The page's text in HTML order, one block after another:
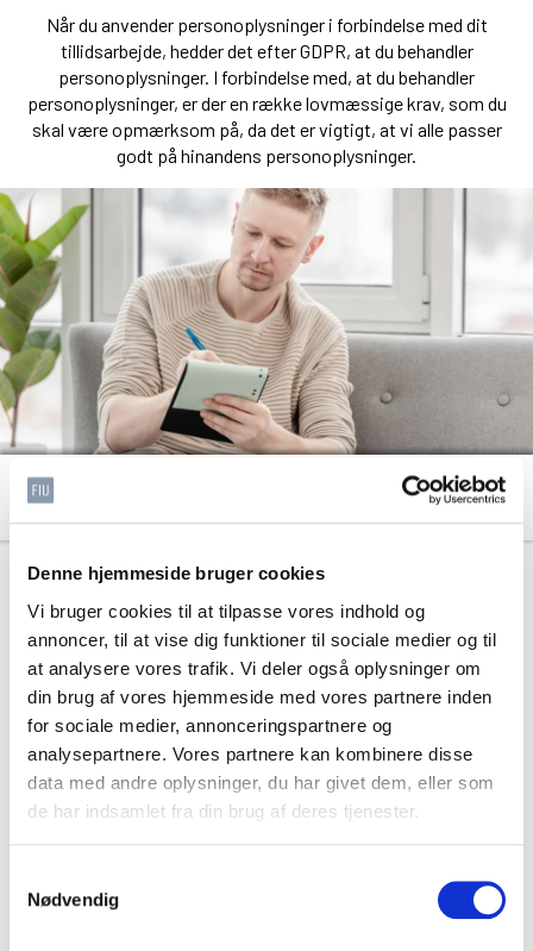
Denne hjemmeside bruger cookies
Vi bruger cookies til at tilpasse vores indhold og
annoncer, til at vise dig funktioner til sociale medier og til
at analysere vores trafik. Vi deler også oplysninger om
din brug af vores hjemmeside med vores partnere inden
for sociale medier, annonceringspartnere og
analysepartnere. Vores partnere kan kombinere disse
data med andre oplysninger, du har givet dem, eller som
de har indsamlet fra din brug af deres tjenester.
Nødvendig
Når du anvender personoplysninger i forbindelse med dit
tillidsarbejde, hedder det efter GDPR, at du behandler
personoplysninger. I forbindelse med, at du behandler
personoplysninger, er der en række lovmæssige krav, som du
skal være opmærksom på, da det er vigtigt, at vi alle passer
godt på hinandens personoplysninger.
Hvad er personoplysninger
Personoplysninger er de oplysninger, der kan være med til
at identificere en specifik person.
Personoplysninger er bl.a. navn, adresse, telefonnummer,
e-mail, alder, køn, arbejdsfunktion, titel, uddannelse og
arbejdsplads. Personoplysninger er ligeledes oplysning
om medlemskab af en fagforening eller oplysning om
helbred, seksualitet eller etnisk oprindelse.
Udover at kende til forskellige personoplysninger skal du